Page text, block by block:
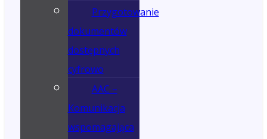
Przygotowanie
dokumentów
dostępnych
cyfrowo
AAC –
Komunikacja
wspomagająca